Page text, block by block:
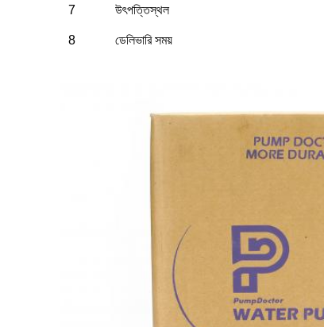
7 উৎপত্তিস্থল
8 ডেলিভারি সময়